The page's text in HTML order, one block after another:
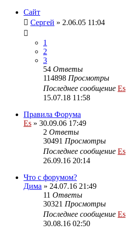
Сайт
Сергей » 2.06.05 11:04
1
2
3
54 Ответы
114898 Просмотры
Последнее сообщение Es
15.07.18 11:58
Правила Форума
Es » 30.09.06 17:49
2 Ответы
30491 Просмотры
Последнее сообщение Es
26.09.16 20:14
Что с форумом?
Дима » 24.07.16 21:49
11 Ответы
30321 Просмотры
Последнее сообщение Es
30.08.16 02:50